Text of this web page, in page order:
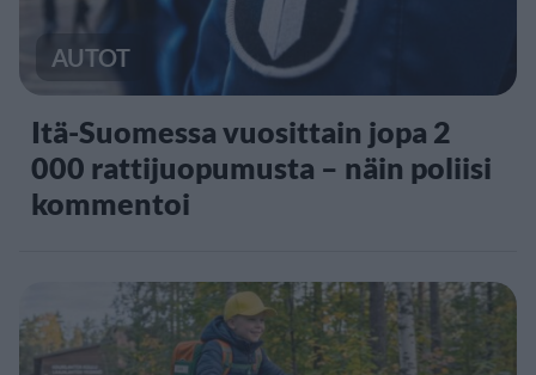
AUTOT
Itä-Suomessa vuosittain jopa 2
000 rattijuopumusta – näin poliisi
kommentoi